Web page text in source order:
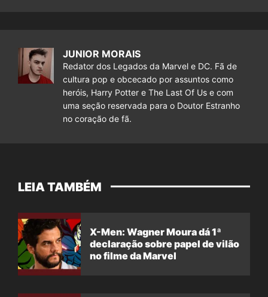
JUNIOR MORAIS
Redator dos Legados da Marvel e DC. Fã de
cultura pop e obcecado por assuntos como
heróis, Harry Potter e The Last Of Us e com
uma seção reservada para o Doutor Estranho
no coração de fã.
LEIA TAMBÉM
X-Men: Wagner Moura dá 1ª
declaração sobre papel de vilão
no filme da Marvel